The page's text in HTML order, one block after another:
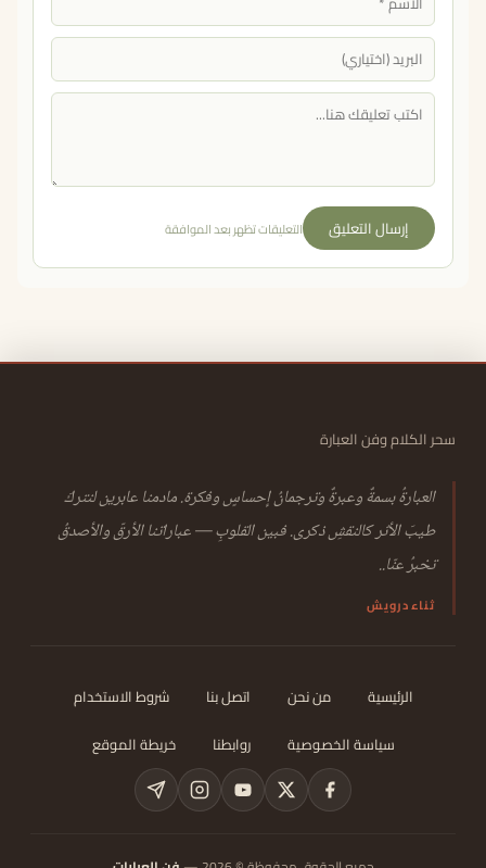
إرسال التعليق التعليقات تظهر بعد الموافقة
سحر الكلام وفن العبارة
العبارةُ بسمةٌ وعبرةٌ وترجمانُ إحساسٍ وفكرة. مادمنا عابرين لنتركَ
طيبَ الأثر كالنقشِ ذكرى. فبين القلوبِ — عباراتنا الأرقّ والأصدقُ
تخبرُ عنّا..
ثناء درويش
الرئيسية من نحن اتصل بنا
شروط الاستخدام
سياسة الخصوصية
روابطنا خريطة الموقع